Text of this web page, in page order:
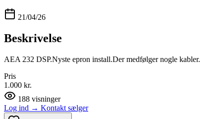
21/04/26
Beskrivelse
AEA 232 DSP.Nyste epron install.Der medfølger nogle kabler.
Pris
1.000 kr.
188 visninger
Log ind → Kontakt sælger